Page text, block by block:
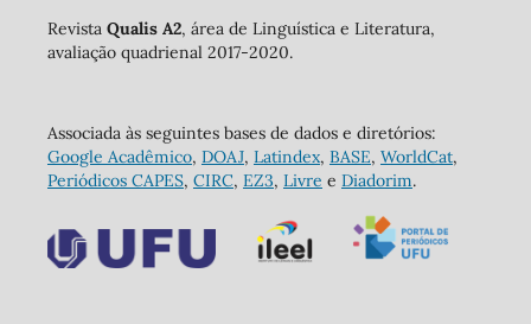
Revista Qualis A2, área de Linguística e Literatura,
avaliação quadrienal 2017-2020.
Associada às seguintes bases de dados e diretórios:
Google Acadêmico, DOAJ, Latindex, BASE, WorldCat,
Periódicos CAPES, CIRC, EZ3, Livre e Diadorim.